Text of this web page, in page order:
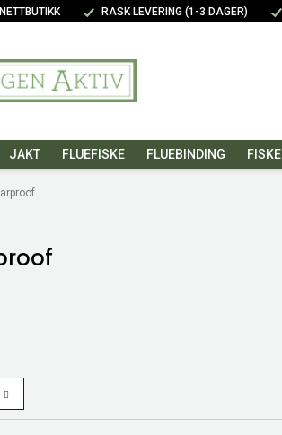
RASK LEVERING (1-3 DAGER)
JAKT FLUEFISKE FLUEBINDING FISKE